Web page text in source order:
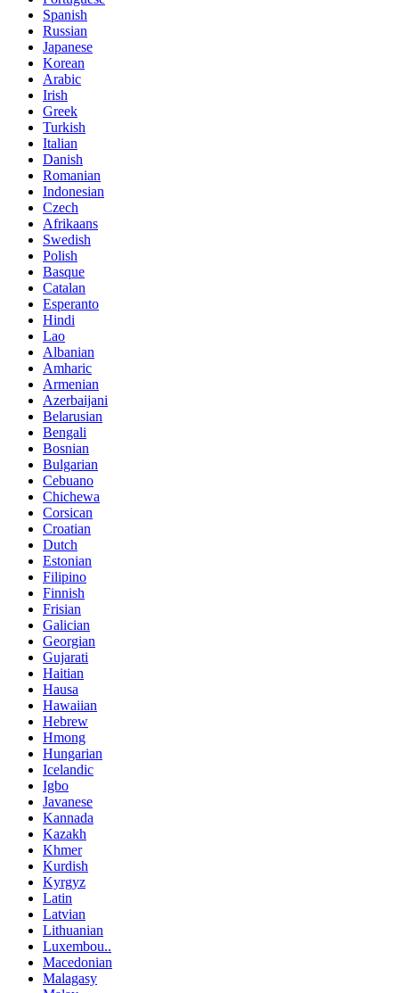
Spanish
Russian
Japanese
Korean
Arabic
Irish
Greek
Turkish
Italian
Danish
Romanian
Indonesian
Czech
Afrikaans
Swedish
Polish
Basque
Catalan
Esperanto
Hindi
Lao
Albanian
Amharic
Armenian
Azerbaijani
Belarusian
Bengali
Bosnian
Bulgarian
Cebuano
Chichewa
Corsican
Croatian
Dutch
Estonian
Filipino
Finnish
Frisian
Galician
Georgian
Gujarati
Haitian
Hausa
Hawaiian
Hebrew
Hmong
Hungarian
Icelandic
Igbo
Javanese
Kannada
Kazakh
Khmer
Kurdish
Kyrgyz
Latin
Latvian
Lithuanian
Luxembou..
Macedonian
Malagasy